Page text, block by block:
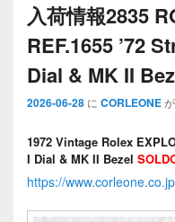
入荷情報2835
REF.1655 ’72
Dial & MK II
2026-06-28 に CORLEONE
1972 Vintage Rolex
I Dial & MK II Bezel
https://